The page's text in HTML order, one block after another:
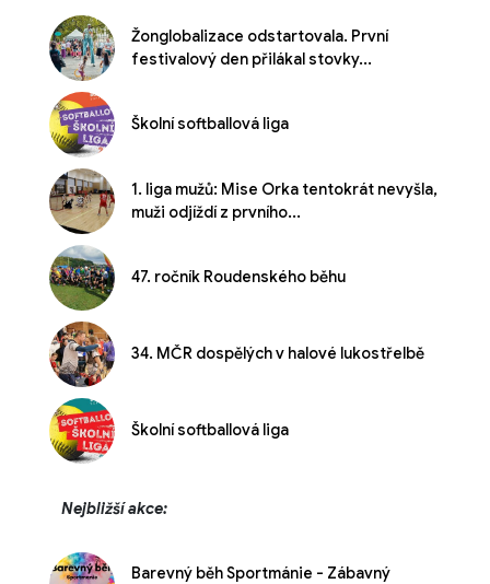
Žonglobalizace odstartovala. První
festivalový den přilákal stovky...
Školní softballová liga
1. liga mužů: Mise Orka tentokrát nevyšla,
muži odjíždí z prvního...
47. ročník Roudenského běhu
34. MČR dospělých v halové lukostřelbě
Školní softballová liga
Nejbližší akce:
Barevný běh Sportmánie - Zábavný